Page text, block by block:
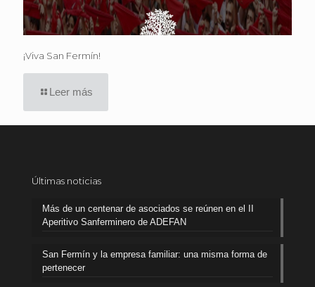
¡Viva San Fermín!
Leer más
Últimas noticias
Más de un centenar de asociados se reúnen en el II
Aperitivo Sanferminero de ADEFAN
San Fermín y la empresa familiar: una misma forma de
pertenecer